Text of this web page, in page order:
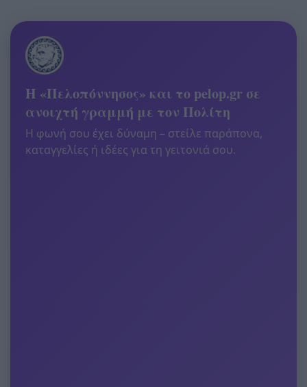
Η «Πελοπόννησος» και το pelop.gr σε
ανοιχτή γραμμή με τον Πολίτη
Η φωνή σου έχει δύναμη – στείλε παράπονα,
καταγγελίες ή ιδέες για τη γειτονιά σου.